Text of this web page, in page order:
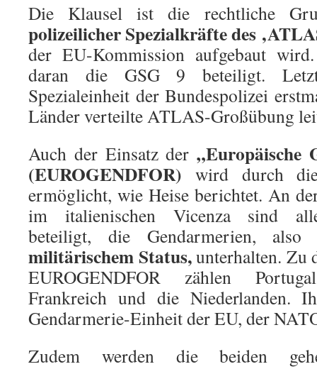
Die Klausel ist die rechtliche
polizeilicher Spezialkräfte des
der EU-Kommission aufgebaut
daran die GSG 9 beteiligt.
Spezialeinheit der Bundespolizei
Länder verteilte ATLAS-Großübung
Auch der Einsatz der„Europäische
(EUROGENDFOR) wird durch die
ermöglicht, wie Heise berichtet. An
im italienischen Vicenza sind
beteiligt, die Gendarmerien,
militärischem Status,unterhalten. Zu
EUROGENDFOR zählen
Frankreich und die Niederlanden.
Gendarmerie-Einheit der EU, der
Zudem werden die beiden